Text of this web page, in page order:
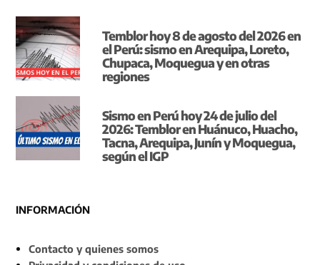
Temblor hoy 8 de agosto del 2026 en
el Perú: sismo en Arequipa, Loreto,
Chupaca, Moquegua y en otras
regiones
Sismo en Perú hoy 24 de julio del
2026: Temblor en Huánuco, Huacho,
Tacna, Arequipa, Junín y Moquegua,
según el IGP
INFORMACIÓN
Contacto y quienes somos